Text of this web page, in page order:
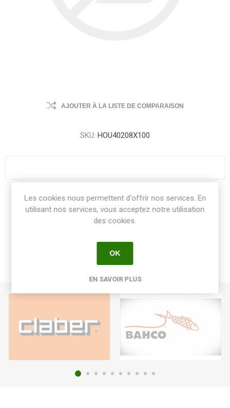
AJOUTER À LA LISTE DE COMPARAISON
SKU: HOU40208X100
Share:
Les cookies nous permettent d'offrir nos services. En
utilisant nos services, vous acceptez notre utilisation
des cookies.
OK
EN SAVOIR PLUS